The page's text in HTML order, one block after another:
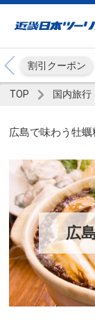
割引クーポン
TOP 国内旅行
広島で味わう牡蠣
広